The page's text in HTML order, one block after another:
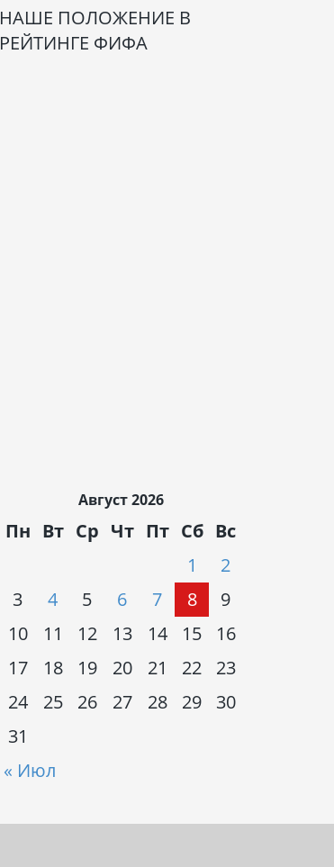
НАШЕ ПОЛОЖЕНИЕ В
РЕЙТИНГЕ ФИФА
Август 2026
Пн Вт Ср Чт Пт Сб Вс
« Июл
1
2
3
4 5 6 7 8
9
10
11 12 13 14 15
16
17
18 19 20 21 22
23
24
25 26 27 28 29
30
31